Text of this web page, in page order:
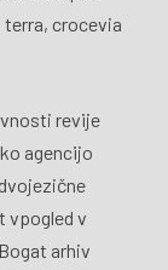
terra, crocevia
revije
agencijo
vpogled v
arhiv